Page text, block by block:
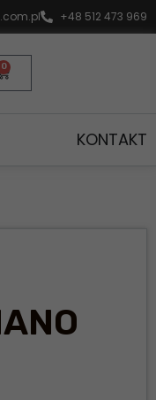
+48 512 473 969
0
KONTAKT